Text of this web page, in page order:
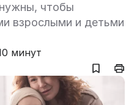
чтобы
взрослыми и детьми
минут